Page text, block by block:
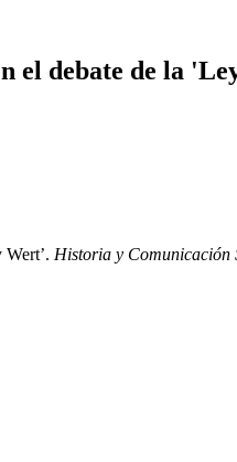
el debate de la
Historia y Comunicación